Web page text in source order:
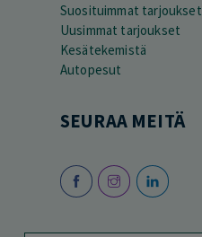
Suosituimmat tarjoukset
Uusimmat tarjoukset
Kesätekemistä
Autopesut
SEURAA MEITÄ